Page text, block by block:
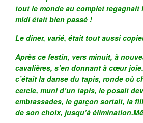
tout le monde au complet
midi était bien passé !
Le diner, varié, était tout aussi
Après ce festin, vers minuit, à
cavalières, s’en donnant à cœur
c’était la danse du tapis, ronde où
cercle, muni d’un tapis, le posait
embrassades, le garçon sortait, la
de son choix, jusqu’à